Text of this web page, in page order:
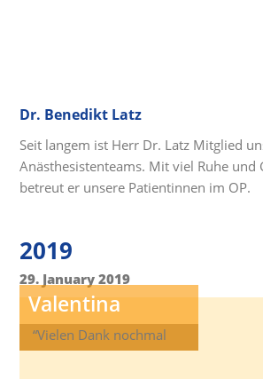
Dr. Benedikt Latz
Seit langem ist Herr Dr. Latz Mitglied
Anästhesistenteams. Mit viel Ruhe und
betreut er unsere Patientinnen im OP.
2019
29. January 2019
Valentina
“Vielen Dank nochmal
für alles!”